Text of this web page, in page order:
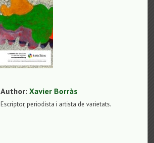
Author:Xavier Borràs
Escriptor, periodista i artista de varietats.